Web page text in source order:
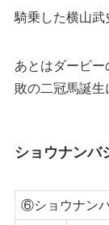
騎乗した横山武
あとはダービ
敗の二冠馬誕生
ショウナンバ
⑥ショウナン